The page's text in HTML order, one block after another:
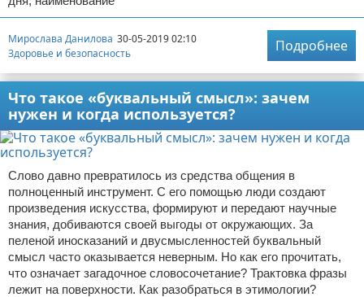
Мирослава Данилова 30-05-2019 02:10
Здоровье и безопасность
Подробнее
Что такое «буквальный смысл»: зачем
нужен и когда используется?
Слово давно превратилось из средства общения в
полноценный инструмент. С его помощью люди создают
произведения искусства, формируют и передают научные
знания, добиваются своей выгоды от окружающих. За
пеленой иносказаний и двусмысленностей буквальный
смысл часто оказывается неверным. Но как его прочитать,
что означает загадочное словосочетание? Трактовка фразы
лежит на поверхности. Как разобраться в этимологии?